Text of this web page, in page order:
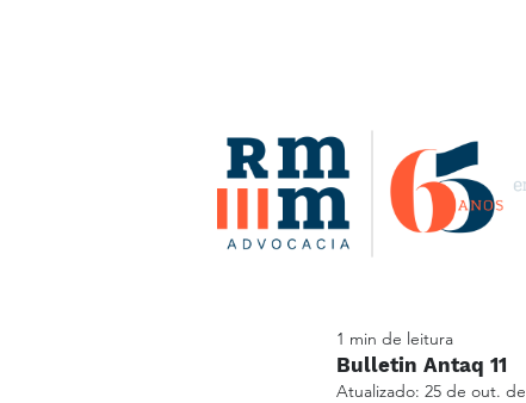
Bulletin Antaq 11
1 min de leitura
Atualizado: 25 de out.